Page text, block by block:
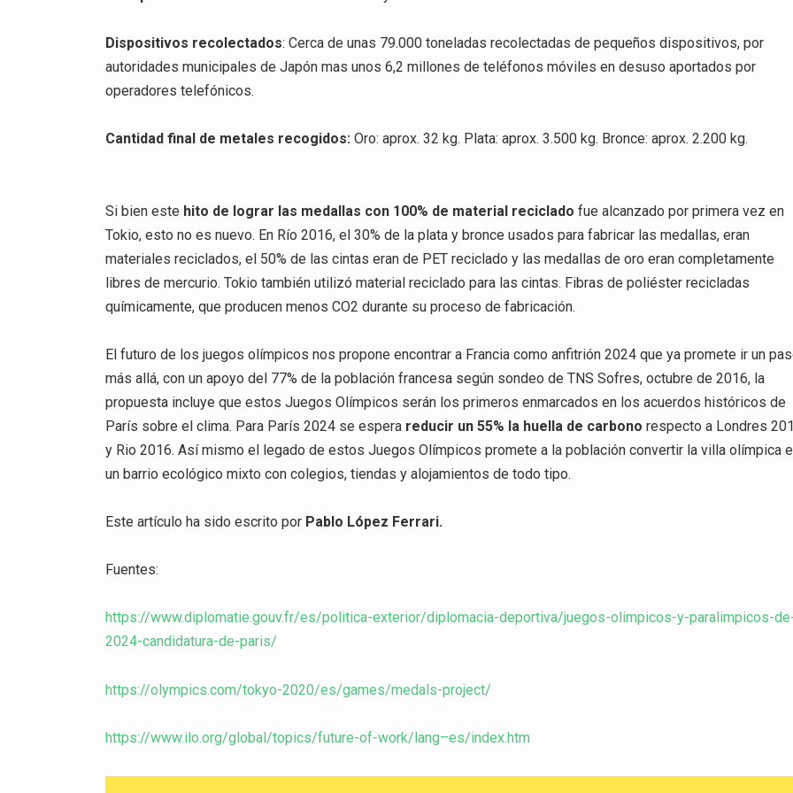
Dispositivos recolectados: Cerca de unas 79.000 toneladas recolectadas de pequeños dispositivos, por
autoridades municipales de Japón mas unos 6,2 millones de teléfonos móviles en desuso aportados por
operadores telefónicos.
Cantidad final de metales recogidos: Oro: aprox. 32 kg. Plata: aprox. 3.500 kg. Bronce: aprox. 2.200 kg.
Si bien este hito de lograr las medallas con 100% de material reciclado fue alcanzado por primera vez en
Tokio, esto no es nuevo. En Río 2016, el 30% de la plata y bronce usados para fabricar las medallas, eran
materiales reciclados, el 50% de las cintas eran de PET reciclado y las medallas de oro eran completamente
libres de mercurio. Tokio también utilizó material reciclado para las cintas. Fibras de poliéster recicladas
químicamente, que producen menos CO2 durante su proceso de fabricación.
El futuro de los juegos olímpicos nos propone encontrar a Francia como anfitrión 2024 que ya promete ir un
más allá, con un apoyo del 77% de la población francesa según sondeo de TNS Sofres, octubre de 2016, la
propuesta incluye que estos Juegos Olímpicos serán los primeros enmarcados en los acuerdos históricos de
París sobre el clima. Para París 2024 se espera reducir un 55% la huella de carbono respecto a Londres
y Rio 2016. Así mismo el legado de estos Juegos Olímpicos promete a la población convertir la villa olímpica
un barrio ecológico mixto con colegios, tiendas y alojamientos de todo tipo.
Este artículo ha sido escrito por Pablo López Ferrari.
Fuentes:
https://www.diplomatie.gouv.fr/es/politica-exterior/diplomacia-deportiva/juegos-olimpicos-y-paralimpicos-
2024-candidatura-de-paris/
https://olympics.com/tokyo-2020/es/games/medals-project/
https://www.ilo.org/global/topics/future-of-work/lang–es/index.htm